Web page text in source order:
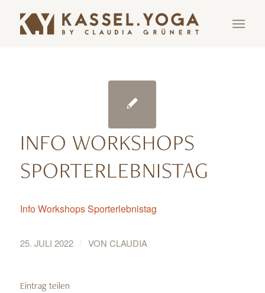
INFO WORKSHOPS
SPORTERLEBNISTAG
Info Workshops Sporterlebnistag
25. JULI 2022 / VON CLAUDIA
Eintrag teilen